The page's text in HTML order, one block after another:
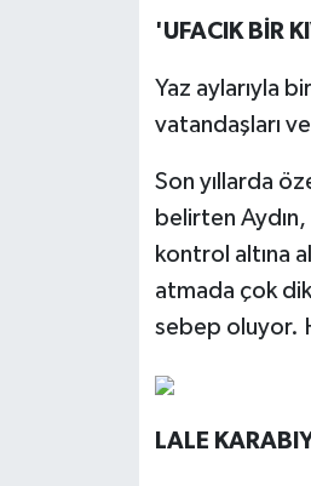
'UFACIK BİR
Yaz aylarıyla
vatandaşları
Son yıllarda
belirten
kontrol altına
atmada çok
sebep oluyor.
LALE